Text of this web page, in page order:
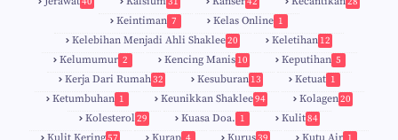
Keintiman 7 Kelas Online 1
Kelebihan Menjadi Ahli Shaklee20 Keletihan 12
Kelumumur 2 Kencing Manis 10 Keputihan 5
Kerja Dari Rumah32 Kesuburan 13 Ketuat 1
Ketumbuhan 1 Keunikkan Shaklee94 Kolagen20
Kolesterol29 Kuasa Doa. 1 Kulit84
Kulit Kering Kurap Kurus Kutu Air